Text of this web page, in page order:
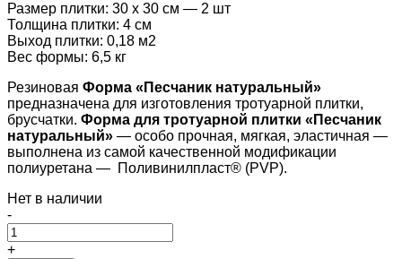
Размер плитки: 30 х 30 см — 2 шт
Толщина плитки: 4 см
Выход плитки: 0,18 м2
Вес формы: 6,5 кг
Резиновая Форма « Песчаник натуральный»
предназначена для изготовления тротуарной плитки,
брусчатки. Форма для тротуарной плитки « Песчаник
натуральный» — особо прочная, мягкая, эластичная —
выполнена из самой качественной модификации
полиуретана — Поливинилпласт® (PVP).
Нет в наличии
-
+